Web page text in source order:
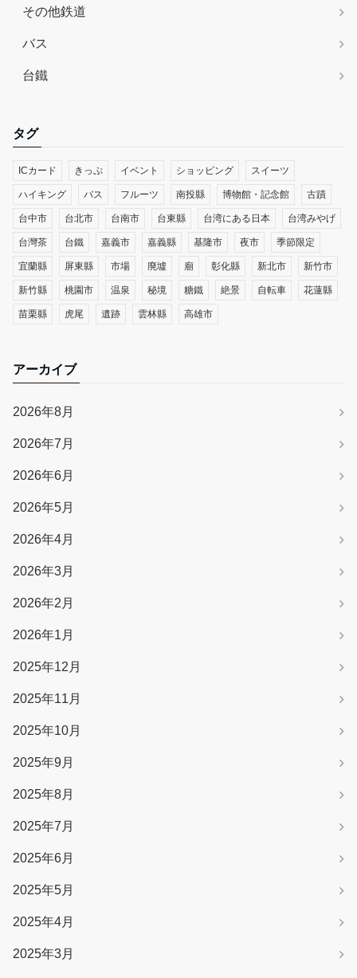
その他鉄道
バス
台鐵
タグ
ICカード きっぷ イベント ショッピング スイーツ
ハイキング バス フルーツ 南投縣 博物館・記念館 古蹟
台中市 台北市 台南市 台東縣 台湾にある日本 台湾みやげ
台灣茶 台鐵 嘉義市 嘉義縣 基隆市 夜市 季節限定
宜蘭縣 屏東縣 市場 廃墟 廟 彰化縣 新北市 新竹市
新竹縣 桃園市 温泉 秘境 糖鐵 絶景 自転車 花蓮縣
苗栗縣 虎尾 遺跡 雲林縣 高雄市
アーカイブ
2026年8月
2026年7月
2026年6月
2026年5月
2026年4月
2026年3月
2026年2月
2026年1月
2025年12月
2025年11月
2025年10月
2025年9月
2025年8月
2025年7月
2025年6月
2025年5月
2025年4月
2025年3月